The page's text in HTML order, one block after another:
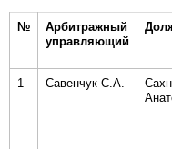
№
Арбитражный
управляющий
1 Савенчук С.А.